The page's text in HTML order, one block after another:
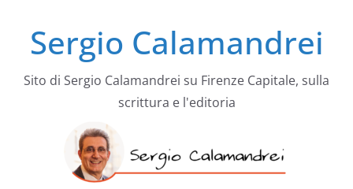
contenutoSergio Calamandrei
Sito di Sergio Calamandrei su Firenze Capitale, sulla
scrittura e l'editoria